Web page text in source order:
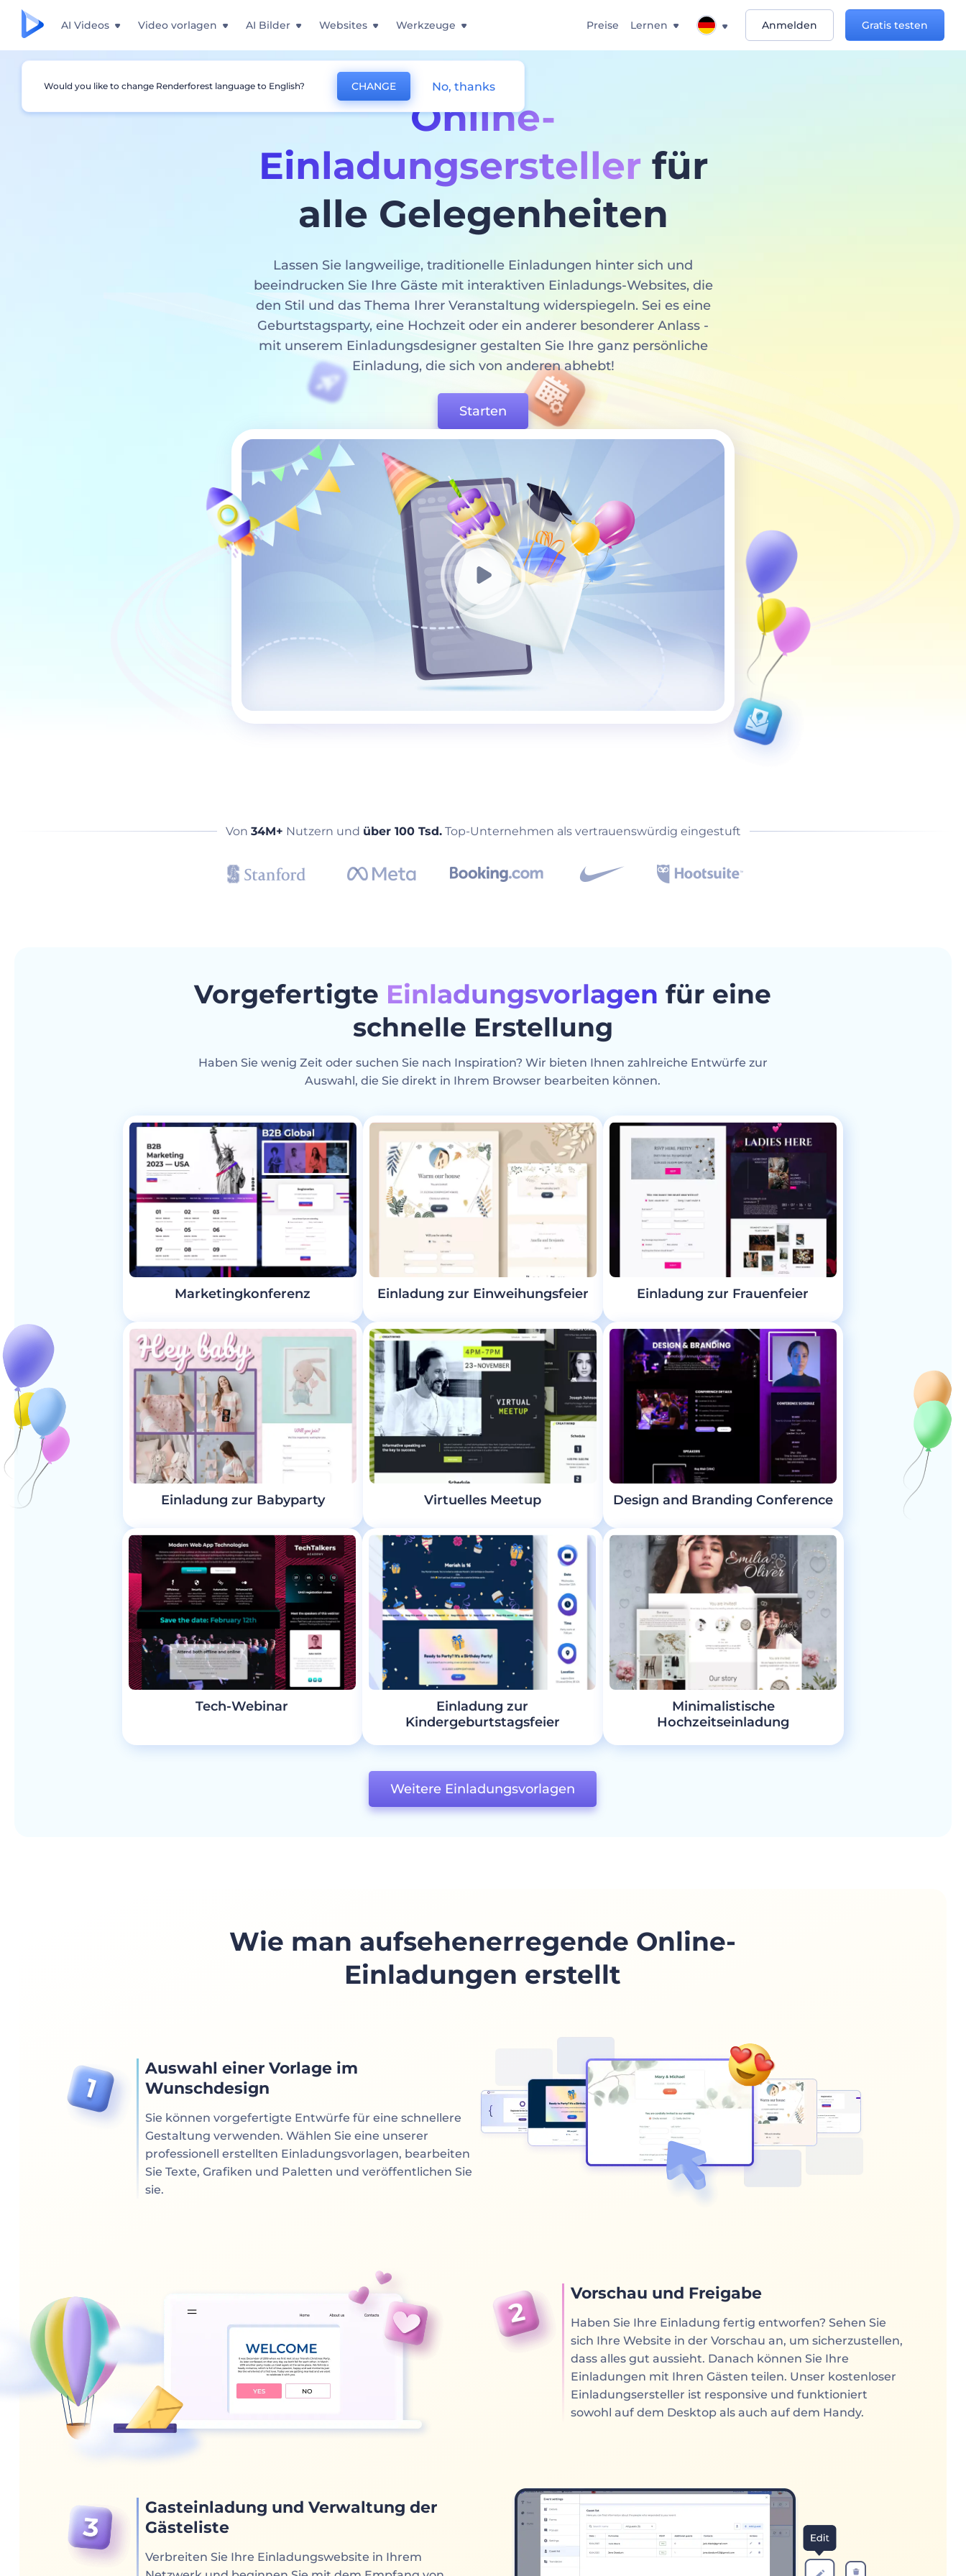
AI Videos Video vorlagen AI Bilder Websites Werkzeuge Preise Lernen Anmelden Gratis testen
Online-
Einladungsersteller für
alle Gelegenheiten
Lassen Sie langweilige, traditionelle Einladungen hinter sich und
beeindrucken Sie Ihre Gäste mit interaktiven Einladungs-Websites, die
den Stil und das Thema Ihrer Veranstaltung widerspiegeln. Sei es eine
Geburtstagsparty, eine Hochzeit oder ein anderer besonderer Anlass -
mit unserem Einladungsdesigner gestalten Sie Ihre ganz persönliche
Einladung, die sich von anderen abhebt!
Starten
Von 34M+ Nutzern und über 100 Tsd.Top-Unternehmen als vertrauenswürdig eingestuft
Vorgefertigte Einladungsvorlagen für eine
schnelle Erstellung
Haben Sie wenig Zeit oder suchen Sie nach Inspiration? Wir bieten Ihnen zahlreiche Entwürfe zur
Auswahl, die Sie direkt in Ihrem Browser bearbeiten können.
Marketingkonferenz Einladung zur Einweihungsfeier Einladung zur Frauenfeier
Einladung zur Babyparty Virtuelles Meetup Design and Branding Conference
Tech-Webinar
Einladung zur
Kindergeburtstagsfeier
Minimalistische
Hochzeitseinladung
Weitere Einladungsvorlagen
Wie man aufsehenerregende Online-
Einladungen erstellt
Auswahl einer Vorlage im
Wunschdesign
Sie können vorgefertigte Entwürfe für eine schnellere
Gestaltung verwenden. Wählen Sie eine unserer
professionell erstellten Einladungsvorlagen, bearbeiten
Sie Texte, Grafiken und Paletten und veröffentlichen Sie
sie.
Vorschau und Freigabe
Haben Sie Ihre Einladung fertig entworfen? Sehen Sie
sich Ihre Website in der Vorschau an, um sicherzustellen,
dass alles gut aussieht. Danach können Sie Ihre
Einladungen mit Ihren Gästen teilen. Unser kostenloser
Einladungsersteller ist responsive und funktioniert
sowohl auf dem Desktop als auch auf dem Handy.
Gasteinladung und Verwaltung der
Gästeliste
Verbreiten Sie Ihre Einladungswebsite in Ihrem
Would you like to change Renderforest language to English? CHANGE No, thanks